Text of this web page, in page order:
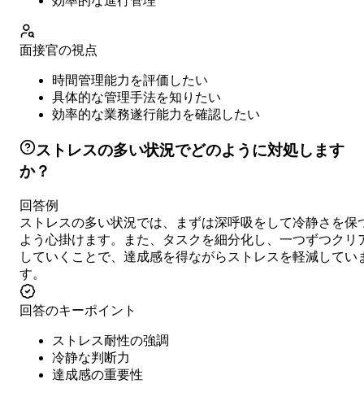
面接官の視点
時間管理能力を評価したい
具体的な管理手法を知りたい
効率的な業務遂行能力を確認したい
ストレスの多い状況でどのように対処します
か？
回答例
ストレスの多い状況では、まずは深呼吸をして冷静さを保
よう心掛けます。また、タスクを細分化し、一つずつクリ
していくことで、達成感を得ながらストレスを軽減してい
す。
回答のキーポイント
ストレス耐性の強調
冷静な判断力
達成感の重要性